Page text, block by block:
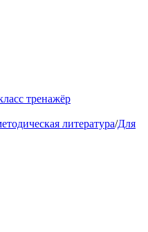
тренажёр
литература/Для